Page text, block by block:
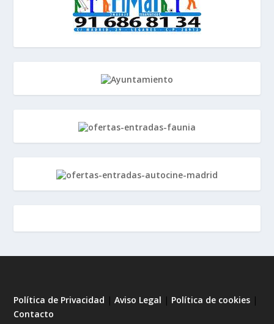
Política de Privacidad |Aviso Legal | Política de cookies |
Contacto